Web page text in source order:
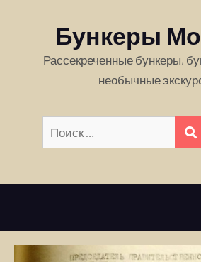
Бункеры
Рассекреченные бункеры,
необычные